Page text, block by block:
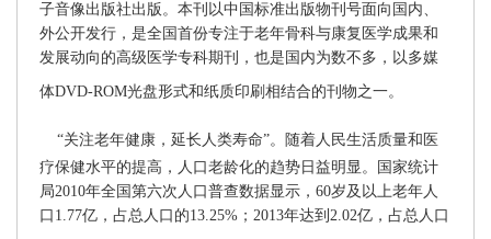
子音像出版社出版。本刊以中国标准出版物刊号面向国内、
外公开发行，是全国首份专注于老年骨科与康复医学成果和
发展动向的高级医学专科期刊，也是国内为数不多，以多媒
体DVD-ROM光盘形式和纸质印刷相结合的刊物之一。
“关注老年健康，延长人类寿命”。 随着人民生活质量和医
疗保健水平的提高，人口老龄化的趋势日益明显。
国家统计
局2010年全国第六次人口普查数据显示， 60岁及以上老年人
口 1.77亿，占总人口的13.25% ； 2013年达到 2.02亿，占总人口